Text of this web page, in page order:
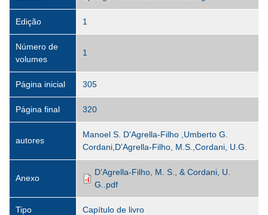
Edição 1
Número de
volumes
1
Página inicial 305
Página final 320
autores
Manoel S. D’Agrella-Filho ,Umberto G.
Cordani,D’Agrella-Filho, M.S.,Cordani, U.G.
Anexo
D’Agrella-Filho, M. S., & Cordani, U.
G..pdf
Tipo Capítulo de livro